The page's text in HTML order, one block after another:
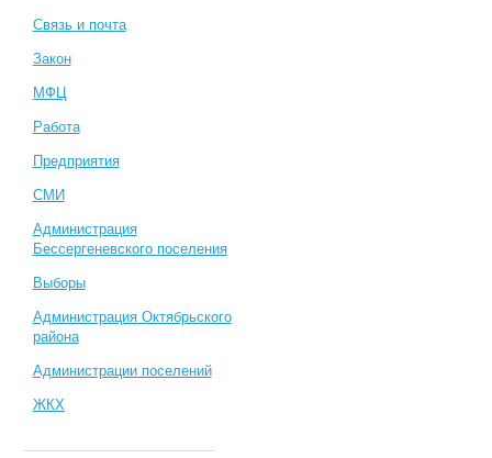
Связь и почта
Закон
МФЦ
Работа
Предприятия
СМИ
Администрация
Бессергеневского поселения
Выборы
Администрация Октябрьского
района
Администрации поселений
ЖКХ